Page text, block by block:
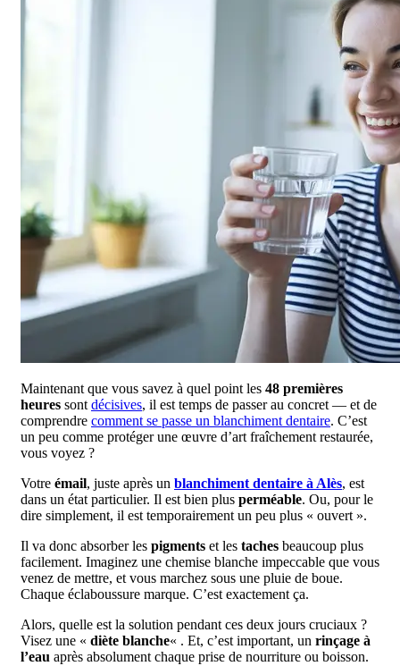
Maintenant que vous savez à quel point les 48 premières
heures sontdécisives, il est temps de passer au concret — et de
comprendre comment se passe un blanchiment dentaire. C’est
un peu comme protéger une œuvre d’art fraîchement restaurée,
vous voyez ?
Votre émail, juste après un blanchiment dentaire à Alès, est
dans un état particulier. Il est bien plus perméable. Ou, pour le
dire simplement, il est temporairement un peu plus « ouvert ».
Il va donc absorber les pigments et les taches beaucoup plus
facilement. Imaginez une chemise blanche impeccable que vous
venez de mettre, et vous marchez sous une pluie de boue.
Chaque éclaboussure marque. C’est exactement ça.
Alors, quelle est la solution pendant ces deux jours cruciaux ?
Visez une « diète blanche« . Et, c’est important, un rinçage à
l’eau après absolument chaque prise de nourriture ou boisson.